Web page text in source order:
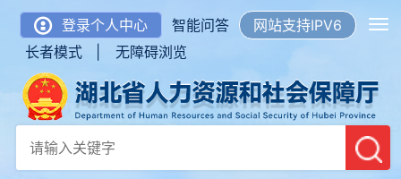
登录个人中心 智能问答
网站支持IPV6
长者模式 |
无障碍浏览